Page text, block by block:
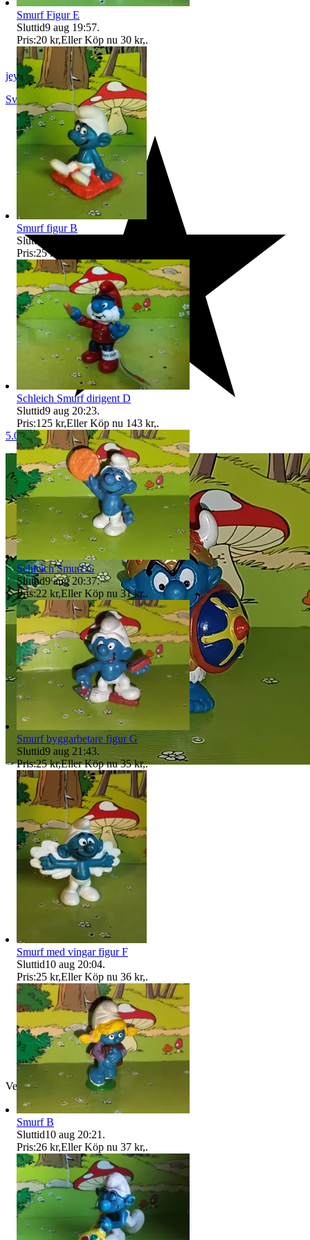
jeyd
Svalöv, Sverige
5.0
Verifierad
Smurf Figur E
Sluttid9 aug 19:57.
Pris:20 kr,Eller Köp nu 30 kr,.
Smurf figur B
Sluttid
Pris:25 kr
Schleich Smurf dirigent D
Sluttid9 aug 20:23.
Pris:125 kr,Eller Köp nu 143 kr,.
Schleich Smurf G
Sluttid9 aug 20:37.
Pris:22 kr,Eller Köp nu 31 kr,.
Smurf byggarbetare figur G
Sluttid9 aug 21:43.
Pris:25 kr,Eller Köp nu 35 kr,.
Smurf med vingar figur F
Sluttid10 aug 20:04.
Pris:25 kr,Eller Köp nu 36 kr,.
Smurf B
Sluttid10 aug 20:21 .
Pris:26 kr,Eller Köp nu 37 kr,.